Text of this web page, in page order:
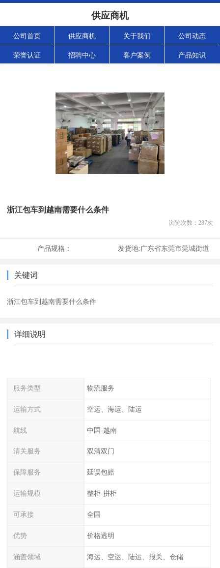
供应商机
公司首页 供应商机 关于我们 公司动态
荣誉认证 招聘中心 客户案例 产品知识
浙江包车到越南需要什么条件
浏览次数： 287次
产品规格： 发货地:广东省东莞市莞城街道
关键词
浙江包车到越南需要什么条件
详细说明
服务类型 物流服务
运输方式 空运、海运、陆运
航线 中国-越南
清关服务 双清双门
保障服务 延误包赔
运输规模 整柜-拼柜
可承接 全国
优势 价格透明
涵盖领域 海运、空运、陆运、报关、仓储